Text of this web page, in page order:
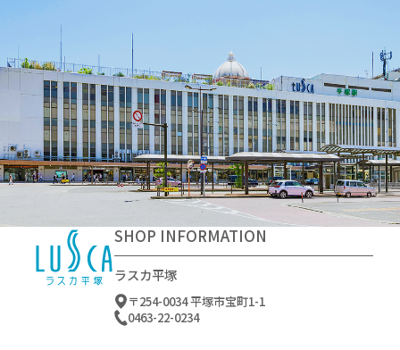
2026-07-29～2026-08-29
B1F | こだわりや
2026-07-25～2026-08-24
1F | 石舟庵
SHOP INFORMATION
ラスカ平塚
〒254-0034 平塚市宝町1-1
0463-22-0234